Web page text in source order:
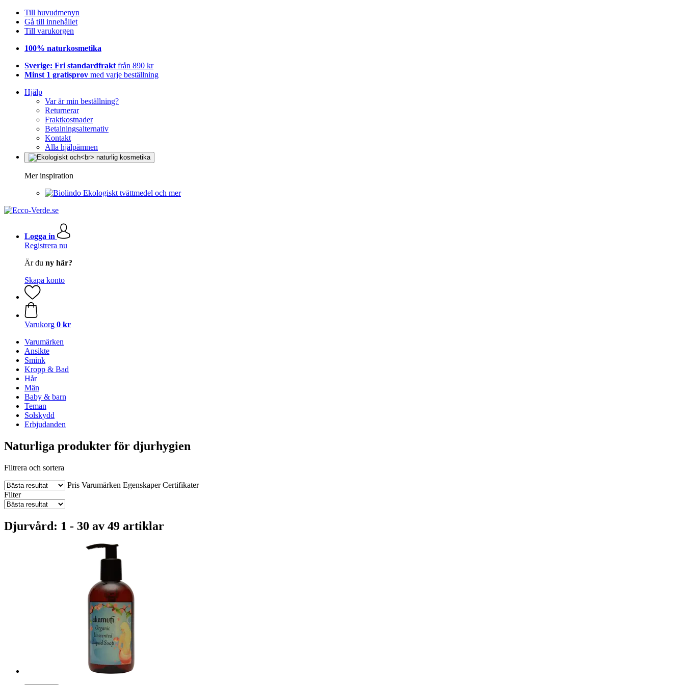
Till huvudmenyn
Gå till innehållet
Till varukorgen
100% naturkosmetika
Sverige: Fri standardfrakt från 890 kr
Minst 1 gratisprov med varje beställning
Hjälp
Var är min beställning?
Returnerar
Fraktkostnader
Betalningsalternativ
Kontakt
Alla hjälpämnen
Mer inspiration
Ekologiskt tvättmedel och mer
Logga in
Registrera nu
Är du ny här?
Skapa konto
Varukorg 0 kr
Varumärken
Ansikte
Smink
Kropp & Bad
Hår
Män
Baby & barn
Teman
Solskydd
Erbjudanden
Naturliga produkter för djurhygien
Filtrera och sortera
Pris Varumärken Egenskaper Certifikater
Filter
Djurvård: 1 - 30 av 49 artiklar